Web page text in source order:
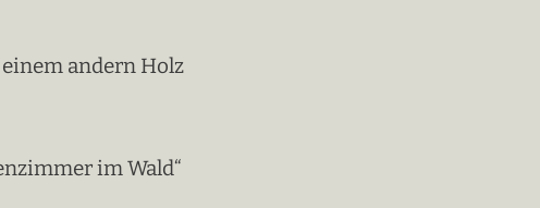
andern Holz
im Wald“